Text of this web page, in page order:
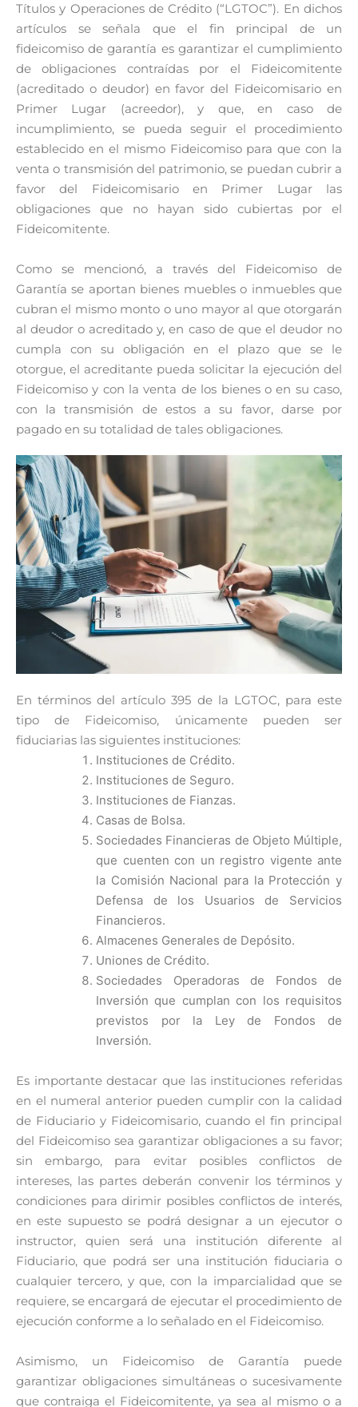
Títulos y Operaciones de Crédito (“LGTOC”). En dichos
artículos se señala que el fin principal de un
fideicomiso de garantía es garantizar el cumplimiento
de obligaciones contraídas por el Fideicomitente
(acreditado o deudor) en favor del Fideicomisario en
Primer Lugar (acreedor), y que, en caso de
incumplimiento, se pueda seguir el procedimiento
establecido en el mismo Fideicomiso para que con la
venta o transmisión del patrimonio, se puedan cubrir a
favor del Fideicomisario en Primer Lugar las
obligaciones que no hayan sido cubiertas por el
Fideicomitente.
Como se mencionó, a través del Fideicomiso de
Garantía se aportan bienes muebles o inmuebles que
cubran el mismo monto o uno mayor al que otorgarán
al deudor o acreditado y, en caso de que el deudor no
cumpla con su obligación en el plazo que se le
otorgue, el acreditante pueda solicitar la ejecución del
Fideicomiso y con la venta de los bienes o en su caso,
con la transmisión de estos a su favor, darse por
pagado en su totalidad de tales obligaciones.
En términos del artículo 395 de la LGTOC, para este
tipo de Fideicomiso, únicamente pueden ser
fiduciarias las siguientes instituciones:
Instituciones de Crédito.
Instituciones de Seguro.
Instituciones de Fianzas.
Casas de Bolsa.
Sociedades Financieras de Objeto Múltiple,
que cuenten con un registro vigente ante
la Comisión Nacional para la Protección y
Defensa de los Usuarios de Servicios
Financieros.
Almacenes Generales de Depósito.
Uniones de Crédito.
Sociedades Operadoras de Fondos de
Inversión que cumplan con los requisitos
previstos por la Ley de Fondos de
Inversión.
Es importante destacar que las instituciones referidas
en el numeral anterior pueden cumplir con la calidad
de Fiduciario y Fideicomisario, cuando el fin principal
del Fideicomiso sea garantizar obligaciones a su favor;
sin embargo, para evitar posibles conflictos de
intereses, las partes deberán convenir los términos y
condiciones para dirimir posibles conflictos de interés,
en este supuesto se podrá designar a un ejecutor o
instructor, quien será una institución diferente al
Fiduciario, que podrá ser una institución fiduciaria o
cualquier tercero, y que, con la imparcialidad que se
requiere, se encargará de ejecutar el procedimiento de
ejecución conforme a lo señalado en el Fideicomiso.
Asimismo, un Fideicomiso de Garantía puede
garantizar obligaciones simultáneas o sucesivamente
que contraiga el Fideicomitente, ya sea al mismo o a